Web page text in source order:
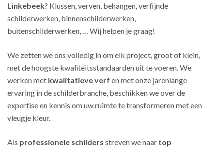
Linkebeek? Klussen, verven, behangen, verfijnde
schilderwerken, binnenschilderwerken,
buitenschilderwerken, … Wij helpen je graag!
We zetten we ons volledig in om elk project, groot of klein,
met de hoogste kwaliteitsstandaarden uit te voeren. We
werken met kwalitatieve verf en met onze jarenlange
ervaring in de schilderbranche, beschikken we over de
expertise en kennis om uw ruimte te transformeren met een
vleugje kleur.
Als professionele schilders streven we naar top